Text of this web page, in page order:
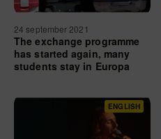
24 september 2021
The exchange programme
has started again, many
students stay in Europa
ENGLISH